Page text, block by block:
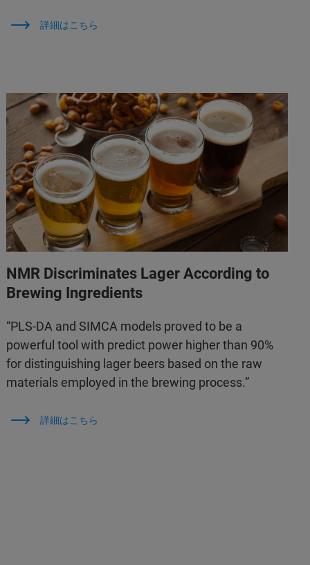
詳細はこちら
NMR Discriminates Lager According to
Brewing Ingredients
“PLS-DA and SIMCA models proved to be a
powerful tool with predict power higher than 90%
for distinguishing lager beers based on the raw
materials employed in the brewing process.”
詳細はこちら